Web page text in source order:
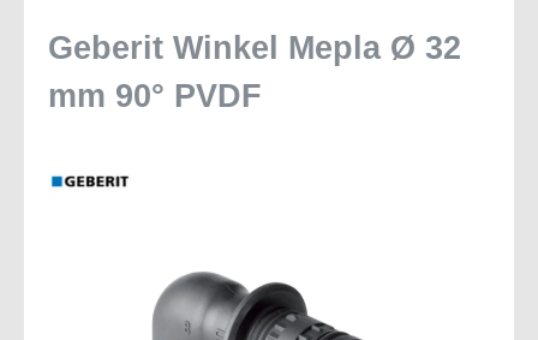
Geberit Winkel Mepla Ø 32
mm 90° PVDF
Bildergalerie überspringen